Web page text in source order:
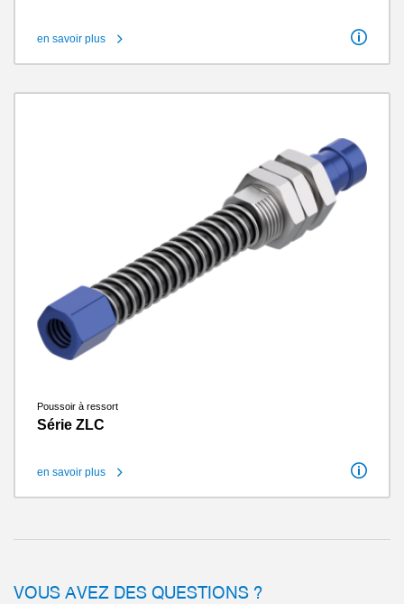
Raccord fileté
G1&quot; extérieur / G1/2 po extérieur / G1/4 po extérieur / G1/8 po extérieur / G2 1/2&quot; extérieur / G3/4&quot; extérieur / G3/8 po extérieur
Poids
0.005 kg - 0.89 kg
en savoir plus
Poussoir à ressort
Série ZLC
Course
Raccord fileté
G1/2 po extérieur / G1/4 po extérieur / G1/8 po intérieur / G1/8 po extérieur / M10 intérieur / M5 intérieur / M5 extérieur
Poids
0.011 kg - 0.3 kg
en savoir plus
VOUS AVEZ DES QUESTIONS ?